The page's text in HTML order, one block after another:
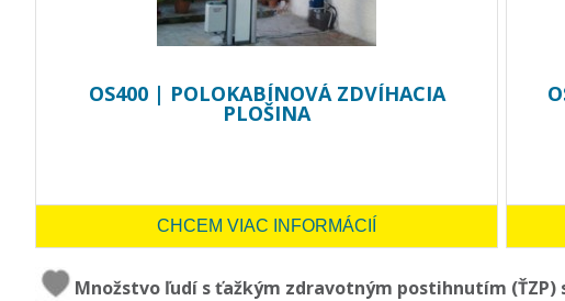
OS400 | POLOKABÍNOVÁ ZDVÍHACIA
PLOŠINA
CHCEM VIAC INFORMÁCIÍ
Množstvo ľudí s ťažkým zdravotným postihnutím